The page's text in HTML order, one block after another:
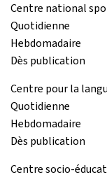
Centre national
Quotidienne
Hebdomadaire
Dès publication
Centre pour la
Quotidienne
Hebdomadaire
Dès publication
Centre socio-